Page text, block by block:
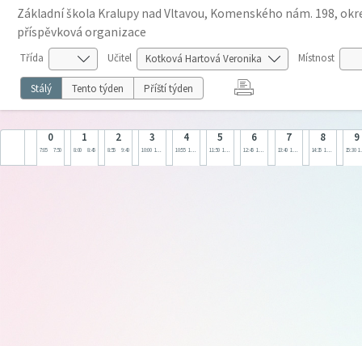
Základní škola Kralupy nad Vltavou, Komenského nám. 198,
příspěvková organizace
Třída Učitel Místnost
Stálý Tento týden Příští týden
0
7:05 7:50
1
8:00 8:45
2
8:55 9:40
3
10:00 10:45
4
10:55 11:40
5
11:50 12:35
6
12:45 13:30
7
13:40 14:25
8
14:35 15:20
9
15:30